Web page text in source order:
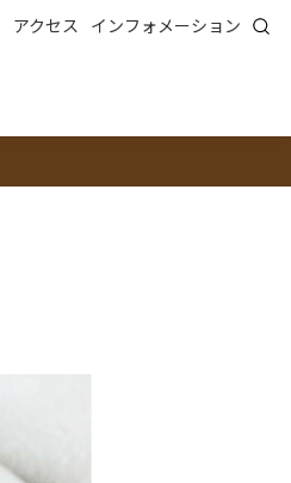
アクセス インフォメーション